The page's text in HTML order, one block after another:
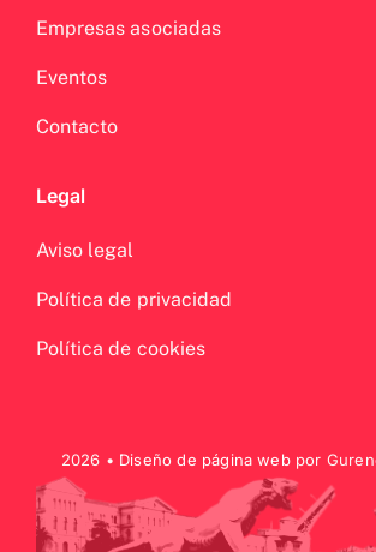
Empresas asociadas
Eventos
Contacto
Legal
Aviso legal
Política de privacidad
Política de cookies
2026 • Diseño de página webpor